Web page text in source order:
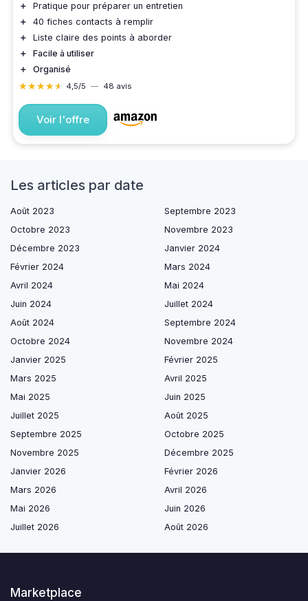
＋
Pratique pour préparer un entretien
＋
40 fiches contacts à remplir
＋
Liste claire des points à aborder
＋
Facile à utiliser
＋
Organisé
★★★★★
★★★★★ 4,5/5 — 48 avis
Voir l'offre
Les articles par date
Août 2023
Septembre 2023
Octobre 2023
Novembre 2023
Décembre 2023
Janvier 2024
Février 2024
Mars 2024
Avril 2024
Mai 2024
Juin 2024
Juillet 2024
Août 2024
Septembre 2024
Octobre 2024
Novembre 2024
Janvier 2025
Février 2025
Mars 2025
Avril 2025
Mai 2025
Juin 2025
Juillet 2025
Août 2025
Septembre 2025
Octobre 2025
Novembre 2025
Décembre 2025
Janvier 2026
Février 2026
Mars 2026
Avril 2026
Mai 2026
Juin 2026
Juillet 2026
Août 2026
Marketplace